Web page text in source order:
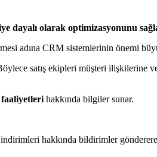
dayalı olarak optimizasyonunu
adına CRM sistemlerinin önemi
satış ekipleri müşteri ilişkilerine
hakkında bilgiler sunar.
indirimleri hakkında bildirimler